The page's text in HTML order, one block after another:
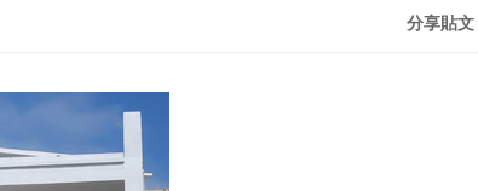
分享貼